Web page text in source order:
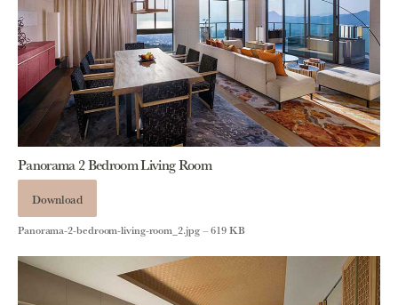
Panorama 2 Bedroom Living Room
Download
Panorama-2-bedroom-living-room_2.jpg – 619 KB